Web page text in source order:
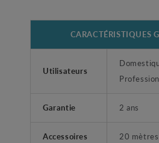
CARACTÉRISTIQUES
Utilisateurs
Garantie 2 ans
Accessoires 20